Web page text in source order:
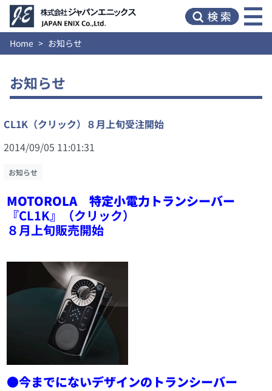
Home お知らせ
お知らせ
CL1K（クリック）８月上旬受注開始
2014/09/05 11:01:31
お知らせ
MOTOROLA 特定小電力トランシーバー
『CL1K』（クリック）
８月上旬販売開始
●今までにないデザインのトランシーバー